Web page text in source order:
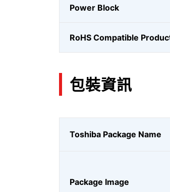
Power Block
RoHS Compatible
包裝資訊
Toshiba Package Name
Package Image